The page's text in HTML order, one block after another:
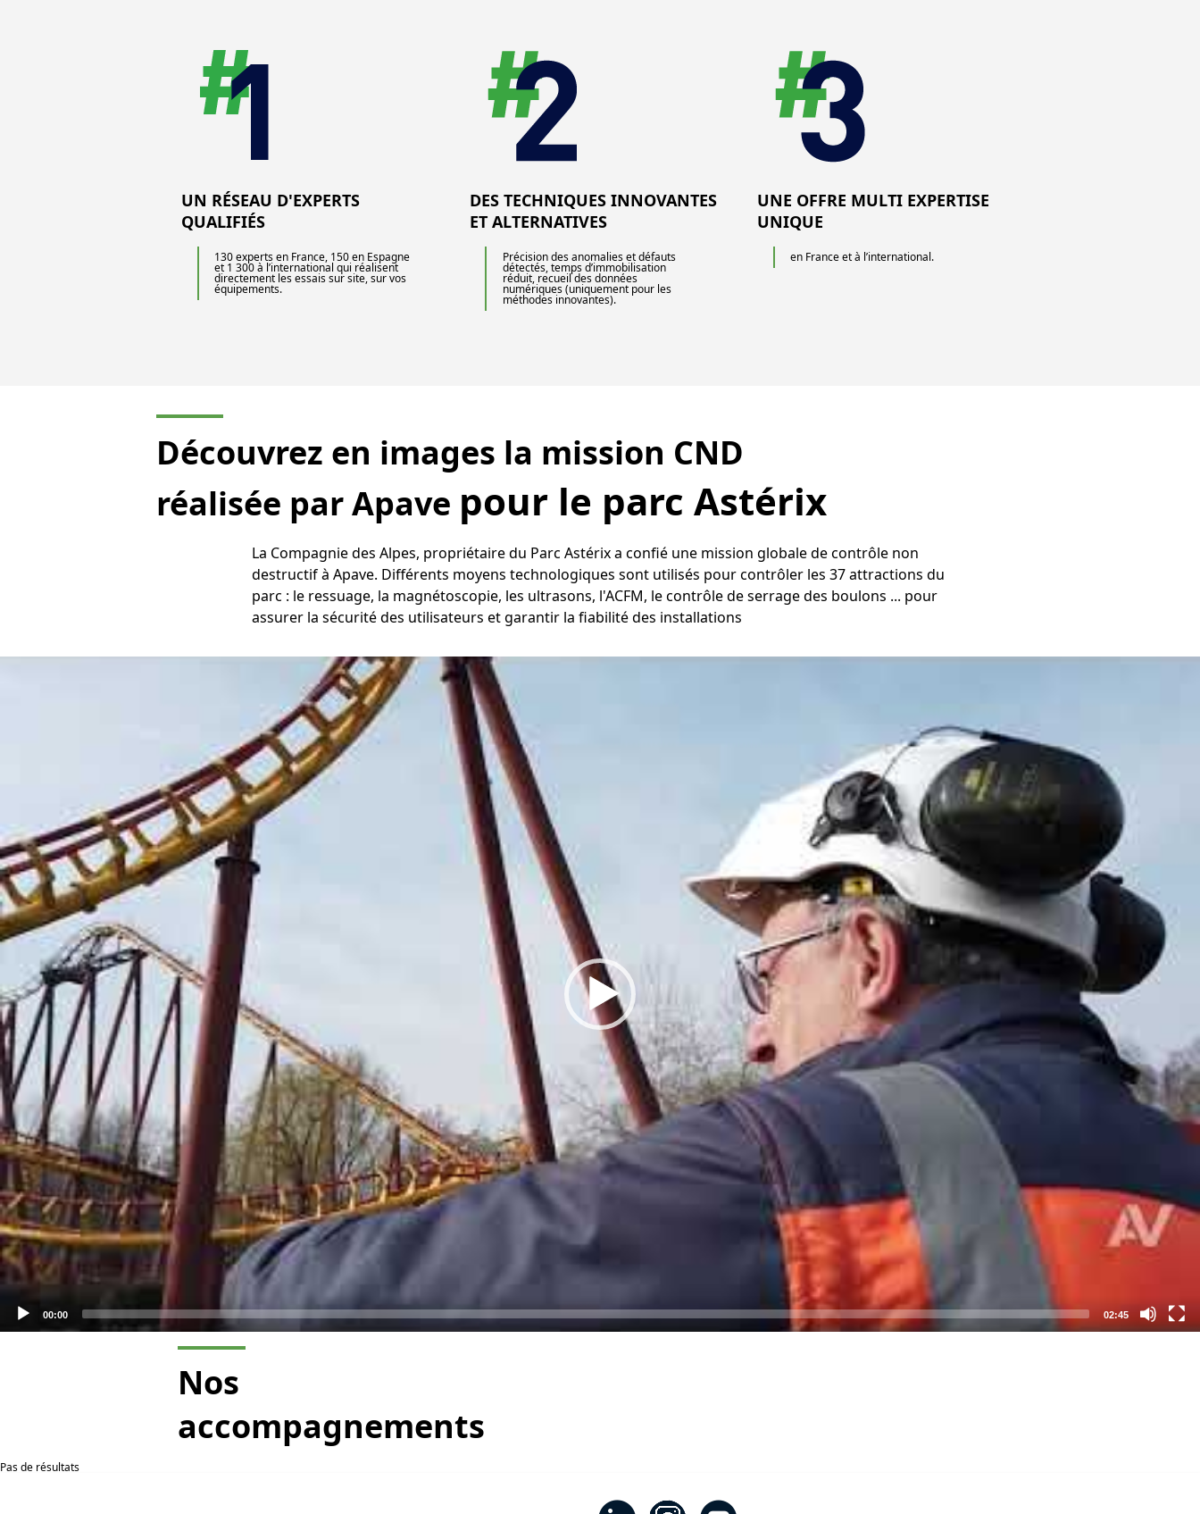
UN RÉSEAU D'EXPERTS
QUALIFIÉS
130 experts en France, 150 en Espagne
et 1 300 à l’international qui réalisent
directement les essais sur site, sur vos
équipements.
DES TECHNIQUES INNOVANTES
ET ALTERNATIVES
Précision des anomalies et défauts
détectés, temps d’immobilisation
réduit, recueil des données
numériques (uniquement pour les
méthodes innovantes).
UNE OFFRE MULTI EXPERTISE
UNIQUE
en France et à l’international.
Découvrez en images la mission CND
réalisée par Apave pour le parc Astérix
La Compagnie des Alpes, propriétaire du Parc Astérix a confié une mission globale de contrôle non
destructif à Apave. Différents moyens technologiques sont utilisés pour contrôler les 37 attractions du
parc : le ressuage, la magnétoscopie, les ultrasons, l'ACFM, le contrôle de serrage des boulons ... pour
assurer la sécurité des utilisateurs et garantir la fiabilité des installations
Video
00:00 02:45
Nos
accompagnements
Pas de résultats